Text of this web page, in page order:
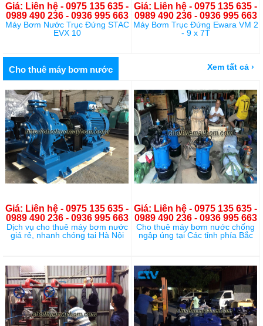
Giá: Liên hệ - 0975 135 635 -
0989 490 236 - 0936 995 663
Máy Bơm Nước Trục Đứng STAC
EVX 10
Giá: Liên hệ - 0975 135 635 -
0989 490 236 - 0936 995 663
Máy Bơm Trục Đứng Ewara VM 2
- 9 x 7T
Cho thuê máy bơm nước Xem tất cả ›
Giá: Liên hệ - 0975 135 635 -
0989 490 236 - 0936 995 663
Dịch vụ cho thuê máy bơm nước
giá rẻ, nhanh chóng tại Hà Nội
Giá: Liên hệ - 0975 135 635 -
0989 490 236 - 0936 995 663
Cho thuê máy bơm nước chống
ngập úng tại Các tỉnh phía Bắc